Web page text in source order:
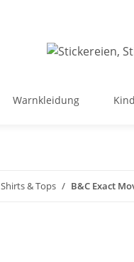
Warnkleidung
Shirts & Tops B&C Exact